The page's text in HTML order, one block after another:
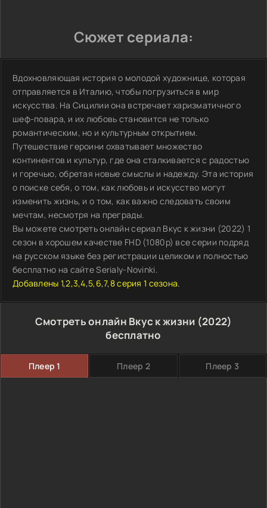
Сюжет сериала:
Вдохновляющая история о молодой художнице, которая
отправляется в Италию, чтобы погрузиться в мир
искусства. На Сицилии она встречает харизматичного
шеф-повара, и их любовь становится не только
романтическим, но и культурным открытием.
Путешествие героини охватывает множество
континентов и культур, где она сталкивается с радостью
и горечью, обретая новые смыслы и надежду. Эта история
о поиске себя, о том, как любовь и искусство могут
изменить жизнь, и о том, как важно следовать своим
мечтам, несмотря на преграды.
Вы можете смотреть онлайн сериал Вкус к жизни (2022) 1
сезон в хорошем качестве FHD (1080p) все серии подряд
на русском языке без регистрации целиком и полностью
бесплатно на сайте Serialy-Novinki.
Добавлены 1,2,3,4,5,6,7,8 серия 1 сезона.
Смотреть онлайн Вкус к жизни (2022)
бесплатно
Плеер 1 Плеер 2 Плеер 3